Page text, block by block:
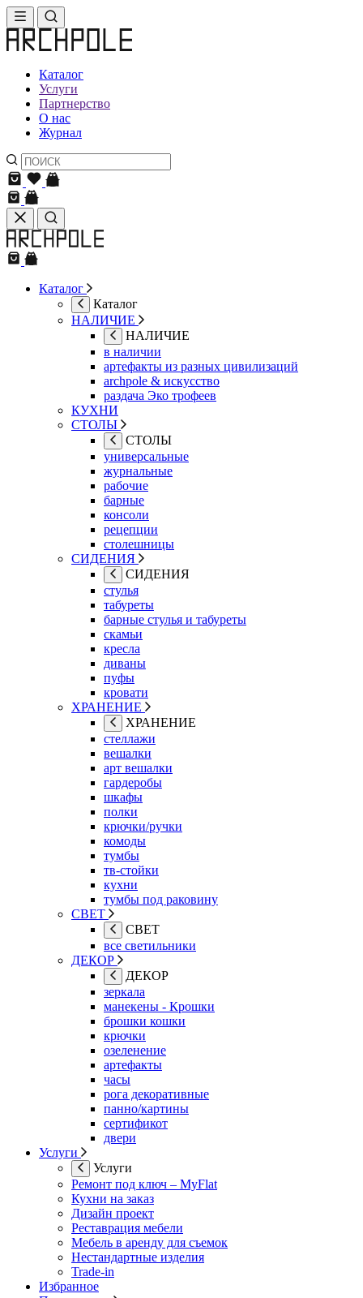
Каталог
Услуги
Партнерство
О нас
Журнал
Каталог
Каталог
НАЛИЧИЕ
НАЛИЧИЕ
в наличии
артефакты из разных цивилизаций
archpole & искусство
раздача Эко трофеев
КУХНИ
СТОЛЫ
СТОЛЫ
универсальные
журнальные
рабочие
барные
консоли
рецепции
столешницы
СИДЕНИЯ
СИДЕНИЯ
стулья
табуреты
барные стулья и табуреты
скамьи
кресла
диваны
пуфы
кровати
ХРАНЕНИЕ
ХРАНЕНИЕ
стеллажи
вешалки
арт вешалки
гардеробы
шкафы
полки
крючки/ручки
комоды
тумбы
тв-стойки
кухни
тумбы под раковину
СВЕТ
СВЕТ
все светильники
ДЕКОР
ДЕКОР
зеркала
манекены - Крошки
брошки кошки
крючки
озеленение
артефакты
часы
рога декоративные
панно/картины
сертификот
двери
Услуги
Услуги
Ремонт под ключ – MyFlat
Кухни на заказ
Дизайн проект
Реставрация мебели
Мебель в аренду для съемок
Нестандартные изделия
Trade-in
Избранное